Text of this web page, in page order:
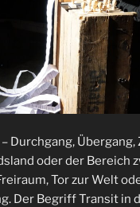
– Durchgang,
oder der Bereich
Tor zur Welt
Der Begriff Transit in